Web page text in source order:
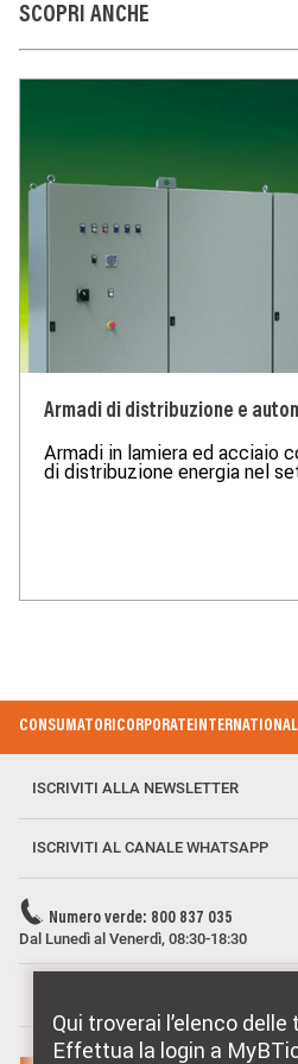
SCOPRI ANCHE
Armadi di distribuzione e
Armadi in lamiera ed acciaio
di distribuzione energia nel
Qui troverai l’elenco
Effettua la login a
Footer Menu
CONSUMATORICORPORATEINTERNATIONAL
ISCRIVITI ALLA NEWSLETTER
ISCRIVITI AL CANALE WHATSAPP
Numero verde: 800 837 035
Dal Lunedì al Venerdì, 08:30-18:30